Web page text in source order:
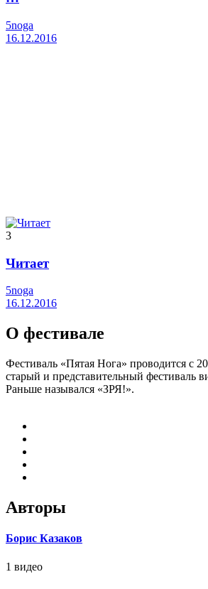
5noga
16.12.2016
3
Читает
5noga
16.12.2016
О фестивале
Фестиваль «Пятая Нога» проводится с
старый и представительный фестиваль
Раньше назывался «ЗРЯ!».
Авторы
Борис Казаков
1 видео